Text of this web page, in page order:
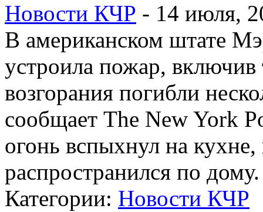
Новости КЧР - 14 июля,
В американском штате
устроила пожар, включив
возгорания погибли
сообщает The New York
огонь вспыхнул на
распространился по дому.
Категории: Новости КЧР